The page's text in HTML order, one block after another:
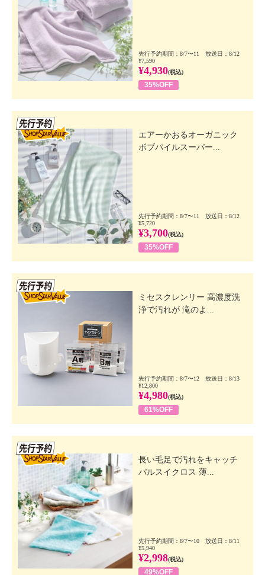
先行予約期間：8/7〜11 放送日：8/12
¥7,590
¥4,930(税込)
35%OFF
エアーかおるオーガニック
ボブパイルスーパー...
先行予約期間：8/7〜11 放送日：8/12
¥5,720
¥3,700(税込)
35%OFF
ミセスクレンリー 高濃度洗
浄で汚れが 滝のよ...
先行予約期間：8/7〜12 放送日：8/13
¥12,800
¥4,980(税込)
61%OFF
長い毛足で汚れをキャッチ
パルスイクロス 薄...
先行予約期間：8/7〜10 放送日：8/11
¥5,940
¥2,998(税込)
49%OFF